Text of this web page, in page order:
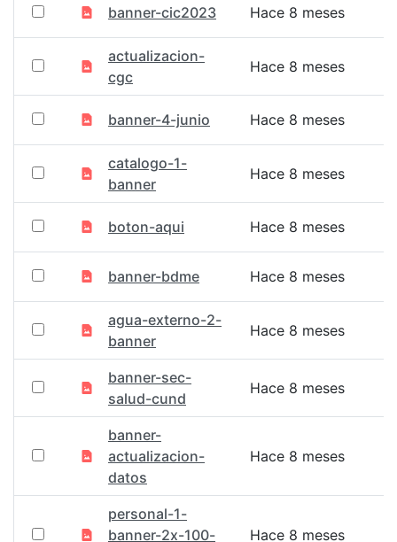
banner-cic2023 Hace 8 meses
actualizacion-
cgc
Hace 8 meses
banner-4-junio Hace 8 meses
catalogo-1-
banner
Hace 8 meses
boton-aqui Hace 8 meses
banner-bdme Hace 8 meses
agua-externo-2-
banner
Hace 8 meses
banner-sec-
salud-cund
Hace 8 meses
banner-
actualizacion-
datos
Hace 8 meses
personal-1-
banner-2x-100-
Hace 8 meses